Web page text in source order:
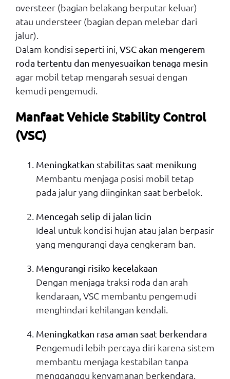
oversteer (bagian belakang berputar keluar)
atau understeer (bagian depan melebar dari
jalur).
Dalam kondisi seperti ini, VSC akan mengerem
roda tertentu dan menyesuaikan tenaga mesin
agar mobil tetap mengarah sesuai dengan
kemudi pengemudi.
Manfaat Vehicle Stability Control
(VSC)
Meningkatkan stabilitas saat menikung
Membantu menjaga posisi mobil tetap
pada jalur yang diinginkan saat berbelok.
Mencegah selip di jalan licin
Ideal untuk kondisi hujan atau jalan berpasir
yang mengurangi daya cengkeram ban.
Mengurangi risiko kecelakaan
Dengan menjaga traksi roda dan arah
kendaraan, VSC membantu pengemudi
menghindari kehilangan kendali.
Meningkatkan rasa aman saat berkendara
Pengemudi lebih percaya diri karena sistem
membantu menjaga kestabilan tanpa
mengganggu kenyamanan berkendara.